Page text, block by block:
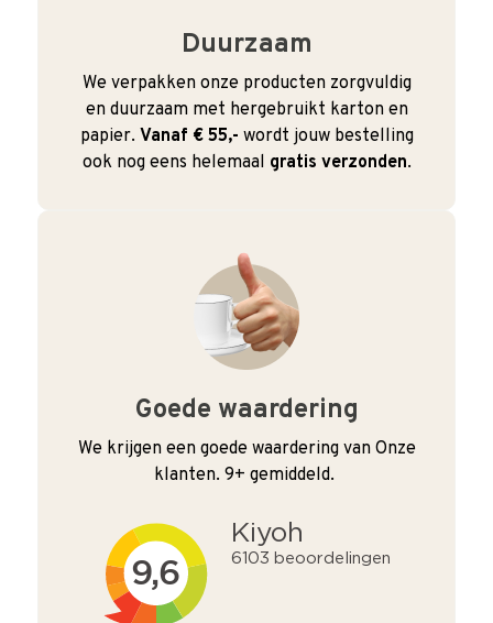
Duurzaam
We verpakken onze producten zorgvuldig
en duurzaam met hergebruikt karton en
papier. Vanaf € 55,- wordt jouw bestelling
ook nog eens helemaal gratis verzonden.
Goede waardering
We krijgen een goede waardering van Onze
klanten. 9+ gemiddeld.